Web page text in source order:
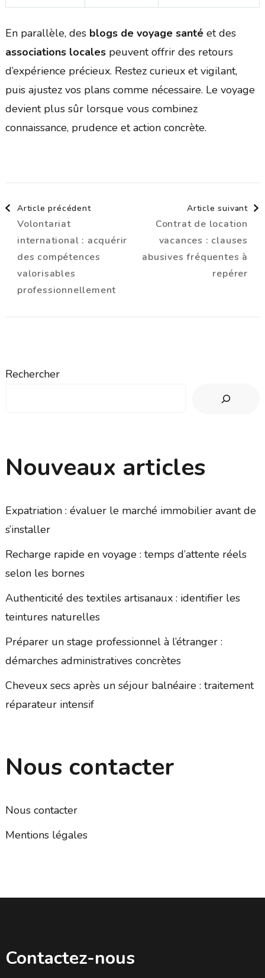
En parallèle, des blogs de voyage santéet des
associations localespeuvent offrir des retours
d’expérience précieux. Restez curieux et vigilant,
puis ajustez vos plans comme nécessaire. Le voyage
devient plus sûr lorsque vous combinez
connaissance, prudence et action concrète.
Navigation
d'article
Article précédent
Volontariat
international : acquérir
des compétences
valorisables
professionnellement
Article suivant
Contrat de location
vacances : clauses
abusives fréquentes à
repérer
Rechercher
Nouveaux articles
Expatriation : évaluer le marché immobilier avant de
s’installer
Recharge rapide en voyage : temps d’attente réels
selon les bornes
Authenticité des textiles artisanaux : identifier les
teintures naturelles
Préparer un stage professionnel à l’étranger :
démarches administratives concrètes
Cheveux secs après un séjour balnéaire : traitement
réparateur intensif
Nous contacter
Nous contacter
Mentions légales
Contactez-nous